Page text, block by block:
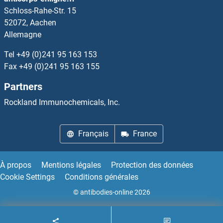
SH2D1A Kits ELISA
SH3BP2 Kits ELISA
SH3BP5 Kits ELISA
SHANK1 Kits ELISA
SHARPIN Kits ELISA
Schloss-Rahe-Str. 15
52072, Aachen
Allemagne
Tel +49 (0)241 95 163 153
Fax +49 (0)241 95 163 155
Partners
Rockland Immunochemicals, Inc.
Français France
À propos Mentions légales
Protection des données
Cookie Settings
Conditions générales
© antibodies-online 2026